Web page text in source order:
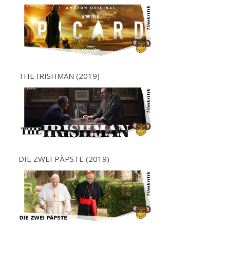
THE IRISHMAN (2019)
DIE ZWEI PÄPSTE (2019)